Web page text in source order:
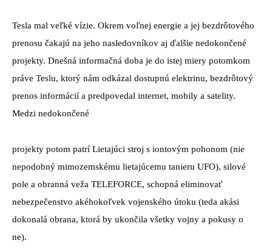
Tesla mal veľké vízie. Okrem voľnej energie a jej bezdrôtového
prenosu čakajú na jeho nasledovníkov aj ďalšie nedokončené
projekty. Dnešná informačná doba je do istej miery potomkom
práve Teslu, ktorý nám odkázal dostupnú elektrinu, bezdrôtový
prenos informácií a predpovedal internet, mobily a satelity.
Medzi nedokončené
projekty potom patrí Lietajúci stroj s iontovým pohonom (nie
nepodobný mimozemskému lietajúcemu tanieru UFO), silové
pole a obranná veža TELEFORCE, schopná eliminovať
nebezpečenstvo akéhokoľvek vojenského útoku (teda akási
dokonalá obrana, ktorá by ukončila všetky vojny a pokusy o
ne).